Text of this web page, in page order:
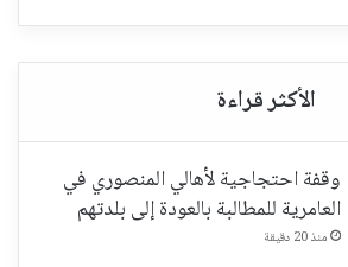
وقفة احتجاجية لأهالي المنصوري في
العامرية للمطالبة بالعودة إلى بلدتهم
منذ 20 دقيقة